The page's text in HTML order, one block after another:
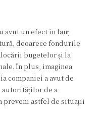
avut un efect în lanț
deoarece fondurile
bugetelor și la
În plus, imaginea
companiei a avut de
autorităților de a
preveni astfel de situații